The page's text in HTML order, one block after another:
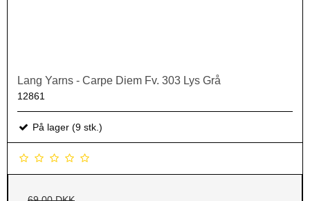
Lang Yarns - Carpe Diem Fv. 303 Lys Grå
12861
På lager (9 stk.)